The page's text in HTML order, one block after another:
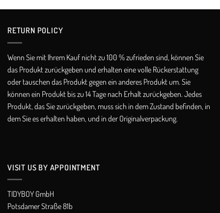
RETURN POLICY​
Wenn Sie mit Ihrem Kauf nicht zu 100 % zufrieden sind, können Sie
das Produkt zurückgeben und erhalten eine volle Rückerstattung
oder tauschen das Produkt gegen ein anderes Produkt um. Sie
können ein Produkt bis zu 14 Tage nach Erhalt zurückgeben. Jedes
Produkt, das Sie zurückgeben, muss sich in dem Zustand befinden, in
dem Sie es erhalten haben, und in der Originalverpackung.
VISIT US BY APPOINTMENT
TIDYBOY GmbH
Potsdamer Straße 81b